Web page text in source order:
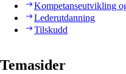
Kompetanseutvikling
Lederutdanning
Tilskudd
Temasider